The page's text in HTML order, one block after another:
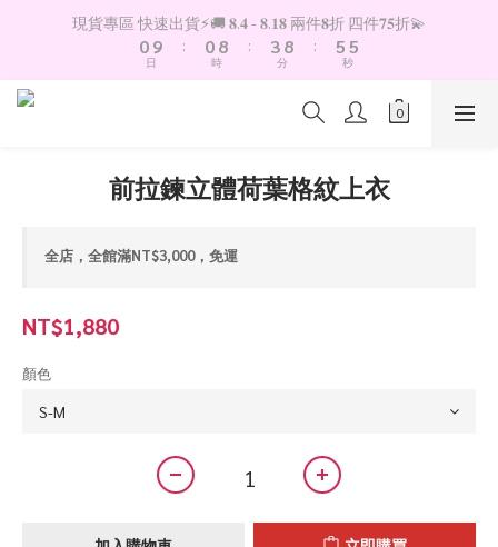
現貨專區 快速出貨⚡️🚚 𝟖.𝟒 - 𝟖.𝟏𝟖 兩件𝟖折 四件𝟕𝟓折💫
1
09
8
3
0
日
:
1
0
9
8
7
2
時
:
4
3
2
9
8
7
2
分
:
6
5
4
2
6
5
4
2
秒
前拉鍊立體荷葉格紋上衣
全店，全館滿NT$3,000，免運
NT$1,880
顏色